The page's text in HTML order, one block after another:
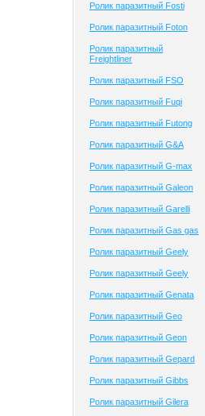
Ролик паразитный Fosti
Ролик паразитный Foton
Ролик паразитный
Freightliner
Ролик паразитный FSO
Ролик паразитный Fuqi
Ролик паразитный Futong
Ролик паразитный G&A
Ролик паразитный G-max
Ролик паразитный Galeon
Ролик паразитный Garelli
Ролик паразитный Gas gas
Ролик паразитный Geely
Ролик паразитный Geely
Ролик паразитный Genata
Ролик паразитный Geo
Ролик паразитный Geon
Ролик паразитный Gepard
Ролик паразитный Gibbs
Ролик паразитный Gilera